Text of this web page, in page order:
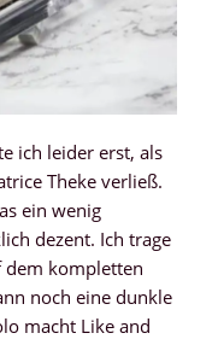
ich leider erst, als
Theke verließ.
ein wenig
dezent. Ich trage
dem kompletten
noch eine dunkle
macht Like and